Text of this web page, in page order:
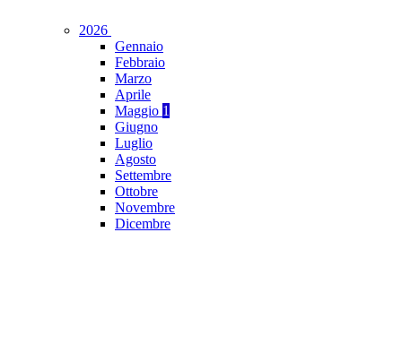
2026
Gennaio
Febbraio
Marzo
Aprile
Maggio 1
Giugno
Luglio
Agosto
Settembre
Ottobre
Novembre
Dicembre